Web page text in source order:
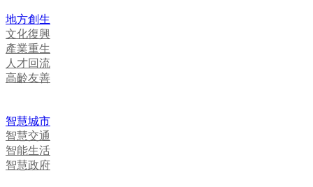
地方創生
文化復興
產業重生
人才回流
高齡友善
智慧城市
智慧交通
智能生活
智慧政府